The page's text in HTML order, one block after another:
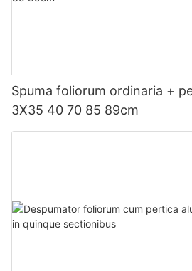
Spuma foliorum ordinaria +
3X35 40 70 85 89cm